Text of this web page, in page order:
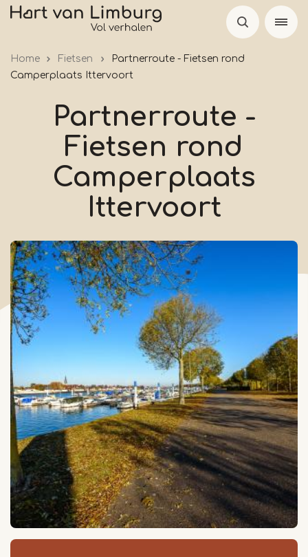
Overslaan
Home Fietsen
Partnerroute - Fietsen rond
Camperplaats Ittervoort
Partnerroute -
Fietsen rond
Camperplaats
Ittervoort